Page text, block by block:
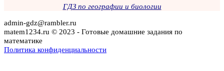
ГДЗ по географии и биологии
admin-gdz@rambler.ru
matem1234.ru © 2023 - Готовые домашние задания по
математике
Политика конфиденциальности